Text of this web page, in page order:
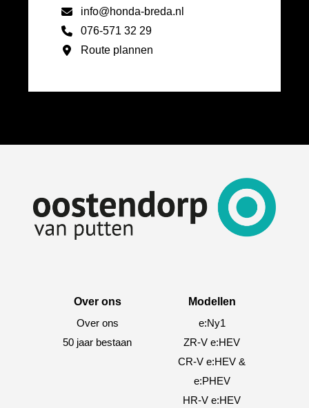
info@honda-breda.nl
076-571 32 29
Route plannen
Over ons
Over ons
50 jaar bestaan
Modellen
e:Ny1
ZR-V e:HEV
CR-V e:HEV &
e:PHEV
HR-V e:HEV